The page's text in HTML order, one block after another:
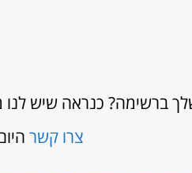
ברשימה? כנראה שיש לנו
צרו קשר